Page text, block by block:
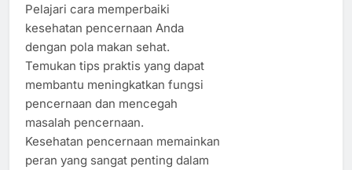
Pelajari cara memperbaiki
kesehatan pencernaan Anda
dengan pola makan sehat.
Temukan tips praktis yang dapat
membantu meningkatkan fungsi
pencernaan dan mencegah
masalah pencernaan.
Kesehatan pencernaan memainkan
peran yang sangat penting dalam